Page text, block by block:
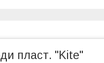
пласт. "Kite"